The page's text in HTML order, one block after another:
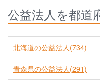
公益法人を都道
北海道の公益法人(734)
青森県の公益法人(291)